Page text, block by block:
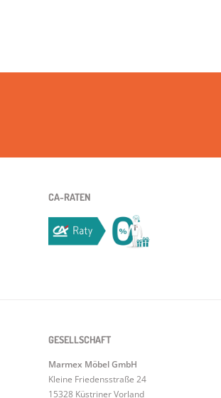
CA-RATEN
GESELLSCHAFT
Marmex Möbel GmbH
Kleine Friedensstraße 24
15328 Küstriner Vorland